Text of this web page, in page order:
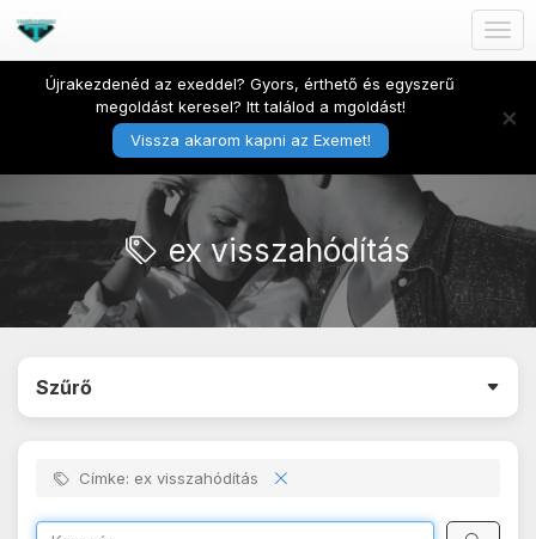
Újrakezdenéd az exeddel? Gyors, érthető és egyszerű
megoldást keresel? Itt találod a mgoldást!
Vissza akarom kapni az Exemet!
×
ex visszahódítás
Szűrő
Címke: ex visszahódítás